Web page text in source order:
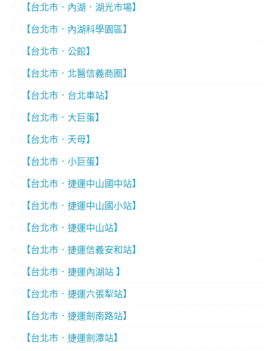
【台北市．內湖．湖光市場】
【台北市．內湖科學園區】
【台北市．公館】
【台北市．北醫信義商圈】
【台北市．台北車站】
【台北市．大巨蛋】
【台北市．天母】
【台北市．小巨蛋】
【台北市．捷運中山國中站】
【台北市．捷運中山國小站】
【台北市．捷運中山站】
【台北市．捷運信義安和站】
【台北市．捷運內湖站 】
【台北市．捷運六張犁站】
【台北市．捷運劍南路站】
【台北市．捷運劍潭站】